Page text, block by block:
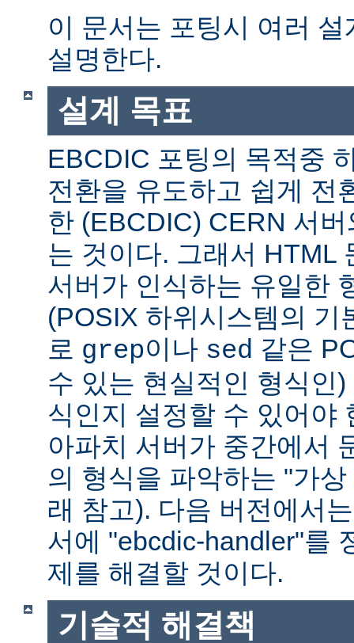
이 문서는 포팅시 여러
설명한다.
설계 목표
EBCDIC 포팅의 목적중
전환을 유도하고 쉽게 전
한 (EBCDIC) CERN 서
는 것이다. 그래서 HTML
서버가 인식하는 유일한
(POSIX 하위시스템의 기
로 grep이나 sed 같은
수 있는 현실적인 형식인
식인지 설정할 수 있어야
아파치 서버가 중간에서
의 형식을 파악하는 "가
래 참고). 다음 버전에서
서에 "ebcdic-handler"를
제를 해결할 것이다.
기술적 해결책